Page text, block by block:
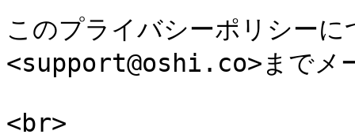
このプライバシーポリシー
<support@oshi.co>までメ
<br>